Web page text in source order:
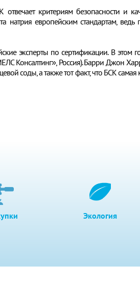
критериям безопасности и
натрия европейским стандартам,
эксперты по сертификации. В
Консалтинг», Россия). Барри Джон
соды, а также тот факт, что БСК
Экология